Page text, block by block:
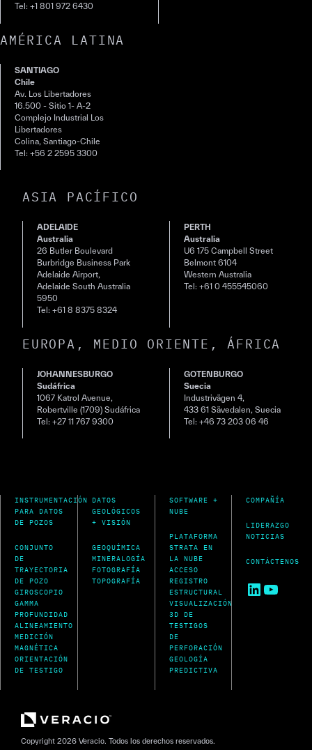
Tel: +1 801 972 6430
AMÉRICA LATINA
SANTIAGO
Chile
Av. Los Libertadores
16.500 - Sitio 1- A-2
Complejo Industrial Los
Libertadores
Colina, Santiago-Chile
Tel: +56 2 2595 3300
ASIA PACÍFICO
ADELAIDE
Australia
26 Butler Boulevard
Burbridge Business Park
Adelaide Airport,
Adelaide South Australia
5950
Tel: +61 8 8375 8324
PERTH
Australia
U6 175 Campbell Street
Belmont 6104
Western Australia
Tel: +61 0 455545060
EUROPA, MEDIO ORIENTE, ÁFRICA
JOHANNESBURGO
Sudáfrica
1067 Katrol Avenue,
Robertville (1709) Sudáfrica
Tel: +27 11 767 9300
GOTENBURGO
Suecia
Industrivägen 4,
433 61 Sävedalen, Suecia
Tel: +46 73 203 06 46
INSTRUMENTACIÓN
PARA DATOS
DE POZOS
CONJUNTO
DE
TRAYECTORIA
DE POZO
GIROSCOPIO
GAMMA
PROFUNDIDAD
ALINEAMIENTO
MEDICIÓN
MAGNÉTICA
ORIENTACIÓN
DE TESTIGO
DATOS
GEOLÓGICOS
+ VISIÓN
GEOQUÍMICA
MINERALOGÍA
FOTOGRAFÍA
TOPOGRAFÍA
SOFTWARE +
NUBE
PLATAFORMA
STRATA EN
LA NUBE
ACCESO
REGISTRO
ESTRUCTURAL
VISUALIZACIÓN
3D DE
TESTIGOS
DE
PERFORACIÓN
GEOLOGÍA
PREDICTIVA
COMPAÑÍA
LIDERAZGO
NOTICIAS
CONTÁCTENOS
LinkedIn
Copyright 2026 Veracio. Todos los derechos reservados.